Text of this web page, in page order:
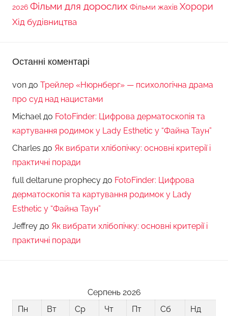
2026 Фільми для дорослих Фільми жахів Хорори
Хід будівництва
Останні коментарі
von до Трейлер «Нюрнберг» — психологічна драма
про суд над нацистами
Michaelдо FotoFinder: Цифрова дерматоскопія та
картування родимок у Lady Esthetic у “Файна Таун”
Charles до Як вибрати хлібопічку: основні критерії і
практичні поради
full deltarune prophecy до FotoFinder: Цифрова
дерматоскопія та картування родимок у Lady
Esthetic у “Файна Таун”
Jeffrey до Як вибрати хлібопічку: основні критерії і
практичні поради
Серпень 2026
Пн
Вт Ср Чт Пт Сб Нд